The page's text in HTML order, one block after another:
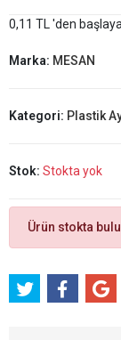
0,11 TL 'den
Marka: MESAN
Kategori: Plastik
Stok: Stokta yok
Ürün stokta